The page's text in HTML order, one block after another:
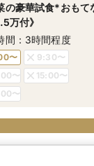
の豪華試食*おもて
万付》
間：3時間程度
〜
9:30〜
〜
15:00〜
〜